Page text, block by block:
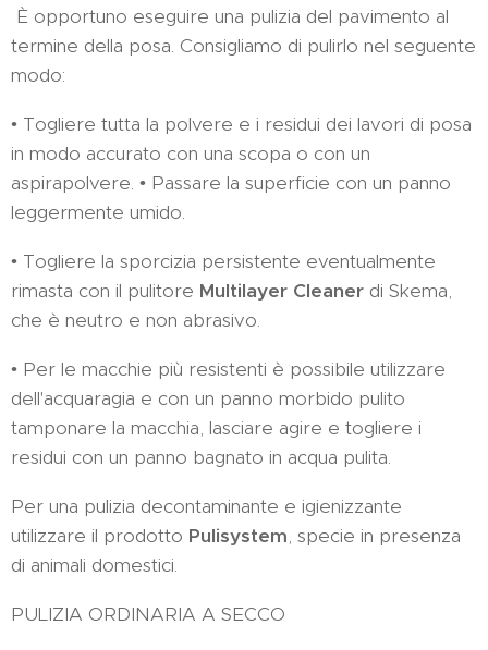
È opportuno eseguire una pulizia del pavimento al
termine della posa. Consigliamo di pulirlo nel seguente
modo:
• Togliere tutta la polvere e i residui dei lavori di posa
in modo accurato con una scopa o con un
aspirapolvere. • Passare la superficie con un panno
leggermente umido.
• Togliere la sporcizia persistente eventualmente
rimasta con il pulitore Multilayer Cleaner di Skema,
che è neutro e non abrasivo.
• Per le macchie più resistenti è possibile utilizzare
dell'acquaragia e con un panno morbido pulito
tamponare la macchia, lasciare agire e togliere i
residui con un panno bagnato in acqua pulita.
Per una pulizia decontaminante e igienizzante
utilizzare il prodotto Pulisystem, specie in presenza
di animali domestici.
PULIZIA ORDINARIA A SECCO